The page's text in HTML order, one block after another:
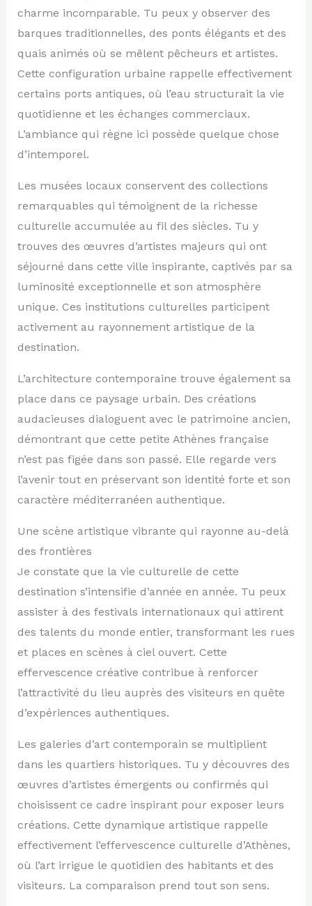
charme incomparable. Tu peux y observer des
barques traditionnelles, des ponts élégants et des
quais animés où se mêlent pêcheurs et artistes.
Cette configuration urbaine rappelle effectivement
certains ports antiques, où l’eau structurait la vie
quotidienne et les échanges commerciaux.
L’ambiance qui règne ici possède quelque chose
d’intemporel.
Les musées locaux conservent des collections
remarquables qui témoignent de la richesse
culturelle accumulée au fil des siècles. Tu y
trouves des œuvres d’artistes majeurs qui ont
séjourné dans cette ville inspirante, captivés par sa
luminosité exceptionnelle et son atmosphère
unique. Ces institutions culturelles participent
activement au rayonnement artistique de la
destination.
L’architecture contemporaine trouve également sa
place dans ce paysage urbain. Des créations
audacieuses dialoguent avec le patrimoine ancien,
démontrant que cette petite Athènes française
n’est pas figée dans son passé. Elle regarde vers
l’avenir tout en préservant son identité forte et son
caractère méditerranéen authentique.
Une scène artistique vibrante qui rayonne au-delà
des frontières
Je constate que la vie culturelle de cette
destination s’intensifie d’année en année. Tu peux
assister à des festivals internationaux qui attirent
des talents du monde entier, transformant les rues
et places en scènes à ciel ouvert. Cette
effervescence créative contribue à renforcer
l’attractivité du lieu auprès des visiteurs en quête
d’expériences authentiques.
Les galeries d’art contemporain se multiplient
dans les quartiers historiques. Tu y découvres des
œuvres d’artistes émergents ou confirmés qui
choisissent ce cadre inspirant pour exposer leurs
créations. Cette dynamique artistique rappelle
effectivement l’effervescence culturelle d’Athènes,
où l’art irrigue le quotidien des habitants et des
visiteurs. La comparaison prend tout son sens.